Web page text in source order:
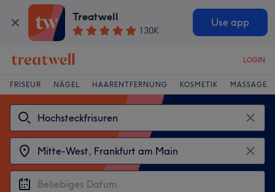
Treatwell
130K
Use app
LOGIN
FRISEUR NÄGEL HAARENTFERNUNG KOSMETIK MASSAGE